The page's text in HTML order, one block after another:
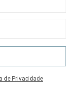
de Privacidade